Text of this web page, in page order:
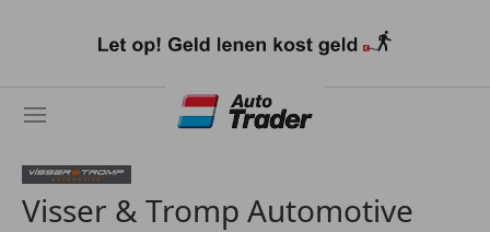
naar
Visser & Tromp Automotive